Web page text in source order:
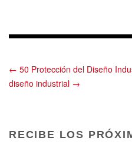
← 50 Protección del Diseño
diseño industrial →
RECIBE LOS